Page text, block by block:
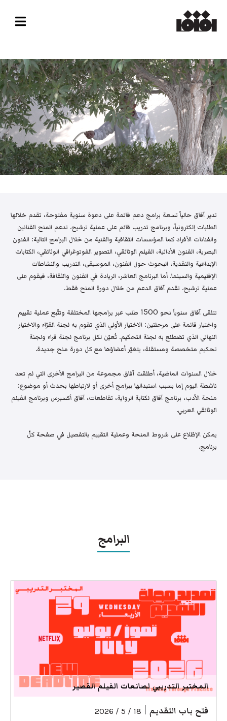
تدير آفاق حالياً تسعة برامج دعم قائمة على دعوة سنوية مفتوحة، تقدم خلالها
الطلبات إلكترونياً، وبرنامج تدريب قائم على عملية ترشيح. تدعم المنح الفنانين
والفنانات الأفراد كما المؤسسات الثقافية والفنية من خلال البرامج التالية: الفنون
البصرية، الفنون الأدائية، الفيلم الوثائقي، التصوير الفوتوغرافي الوثائقي، الكتابات
الإبداعية والنقدية، البحوث حول الفنون، الموسيقى، التدريب والنشاطات
الإقليمية والسينما. أما البرنامج العاشر، الريادة في الفنون والثقافة، فيقوم على
عملية ترشيح. تقدم آفاق الدعم من خلال دورة المنح فقط.
تتلقى آفاق سنوياً نحو 1500 طلب عبر برامجها المختلفة وتتّبع عملية تقييم
واختيار قائمة على مرحلتين: الاختيار الأولي الذي تقوم به لجنة القرّاء والاختيار
النهائي الذي تضطلع به لجنة التحكيم. تُعيّن لكل برنامج لجنة قراء ولجنة
تحكيم متخصصة ومستقلة، يتغيّر أعضاؤها مع كل دورة منح جديدة.
خلال السنوات الماضية، أطلقت آفاق مجموعة من البرامج الأخرى التي لم تعد
ناشطة اليوم إما بسبب استبدالها ببرامج أخرى أو لارتباطها بحدث أو موضوع:
منحة الأدب، برنامج آفاق لكتابة الرواية، تقاطعات، آفاق أكسبرس وبرنامج الفيلم
الوثائقي العربي.
يمكن الإطّلاع على شروط المنحة وعملية التقييم بالتفصيل في صفحة كلّ
برنامج.
البرامج
المختبر التدريبي لصانعات الفيلم القصير
فتح باب التقديم 18 / 5 / 2026